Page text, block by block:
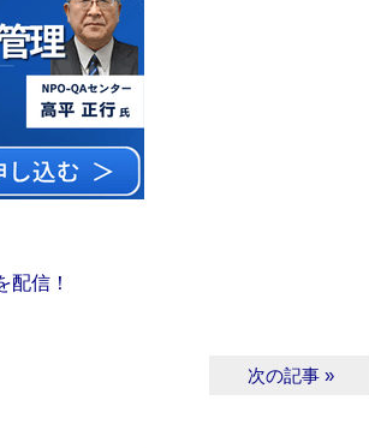
信！
次の記事 »